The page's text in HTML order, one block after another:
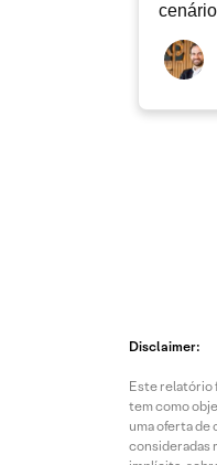
Disclaimer:
Este relatório
tem como
uma oferta
consideradas